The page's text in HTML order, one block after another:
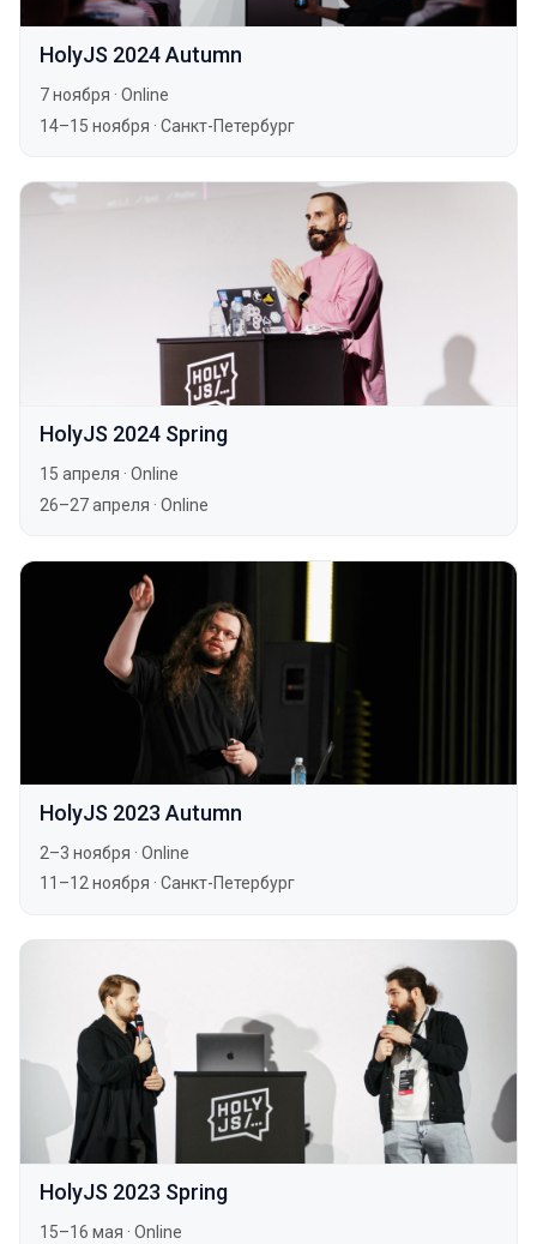
HolyJS 2024 Autumn
7 ноября · Online
14–15 ноября · Санкт-Петербург
HolyJS 2024 Spring
15 апреля · Online
26–27 апреля · Online
HolyJS 2023 Autumn
2–3 ноября · Online
11–12 ноября · Санкт-Петербург
HolyJS 2023 Spring
15–16 мая · Online